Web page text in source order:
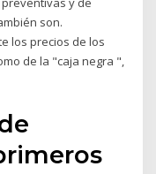
son.
los precios de los
de la "caja negra ",